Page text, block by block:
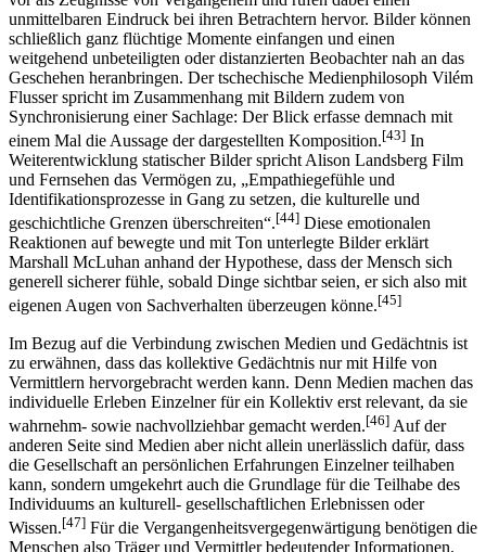
unmittelbaren Eindruck bei ihren Betrachtern hervor. Bilder können
schließlich ganz flüchtige Momente einfangen und einen
weitgehend unbeteiligten oder distanzierten Beobachter nah an das
Geschehen heranbringen. Der tschechische Medienphilosoph Vilém
Flusser spricht im Zusammenhang mit Bildern zudem von
Synchronisierung einer Sachlage: Der Blick erfasse demnach mit
einem Mal die Aussage der dargestellten Komposition.[43] In
Weiterentwicklung statischer Bilder spricht Alison Landsberg Film
und Fernsehen das Vermögen zu, „Empathiegefühle und
Identifikationsprozesse in Gang zu setzen, die kulturelle und
geschichtliche Grenzen überschreiten“.[44] Diese emotionalen
Reaktionen auf bewegte und mit Ton unterlegte Bilder erklärt
Marshall McLuhan anhand der Hypothese, dass der Mensch sich
generell sicherer fühle, sobald Dinge sichtbar seien, er sich also mit
eigenen Augen von Sachverhalten überzeugen könne.[45]
Im Bezug auf die Verbindung zwischen Medien und Gedächtnis ist
zu erwähnen, dass das kollektive Gedächtnis nur mit Hilfe von
Vermittlern hervorgebracht werden kann. Denn Medien machen das
individuelle Erleben Einzelner für ein Kollektiv erst relevant, da sie
wahrnehm- sowie nachvollziehbar gemacht werden.[46] Auf der
anderen Seite sind Medien aber nicht allein unerlässlich dafür, dass
die Gesellschaft an persönlichen Erfahrungen Einzelner teilhaben
kann, sondern umgekehrt auch die Grundlage für die Teilhabe des
Individuums an kulturell- gesellschaftlichen Erlebnissen oder
Wissen.[47] Für die Vergangenheitsvergegenwärtigung benötigen die
Menschen also Träger und Vermittler bedeutender Informationen.